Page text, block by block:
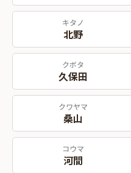
キタノ
北野
クボタ
久保田
クワヤマ
桑山
コウマ
河間